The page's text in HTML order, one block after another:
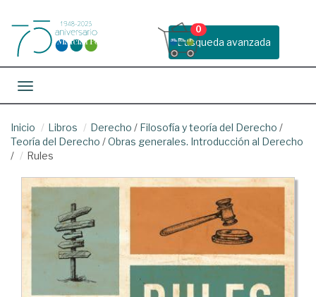
Busqueda avanzada
0
Toggle navigation
Inicio Libros Derecho / Filosofía y teoría del Derecho /
Teoría del Derecho /Obras generales. Introducción al Derecho
/
Rules